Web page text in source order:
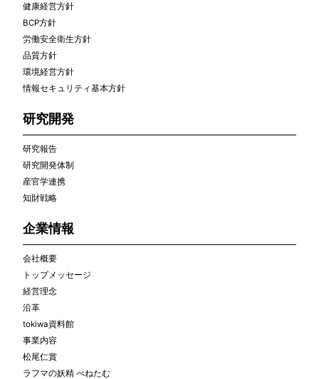
健康経営方針
BCP方針
労働安全衛生方針
品質方針
環境経営方針
情報セキュリティ基本方針
研究開発
研究報告
研究開発体制
産官学連携
知財戦略
企業情報
会社概要
トップメッセージ
経営理念
沿革
tokiwa資料館
事業内容
松尾仁賞
ラフマの妖精 べねたむ